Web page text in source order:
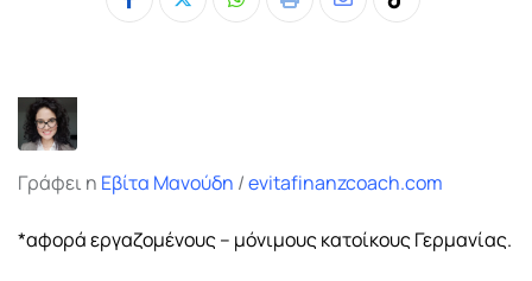
Whatsapp
Print
ShareTiktok
Γράφει η Εβίτα Μανούδη /evitafinanzcoach.com
*αφορά εργαζομένους – μόνιμους κατοίκους Γερμανίας.